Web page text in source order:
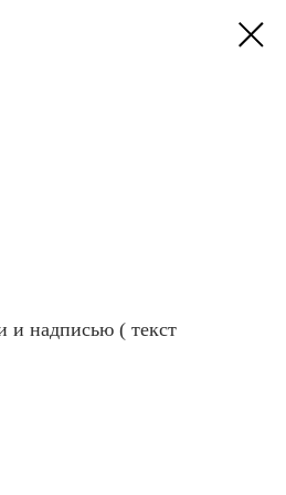
и надписью ( текст